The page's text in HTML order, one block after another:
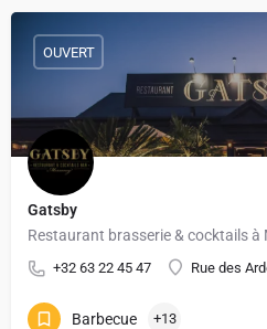
Gatsby
+32 63 22 45 47 Rue des
OUVERT
Barbecue +13